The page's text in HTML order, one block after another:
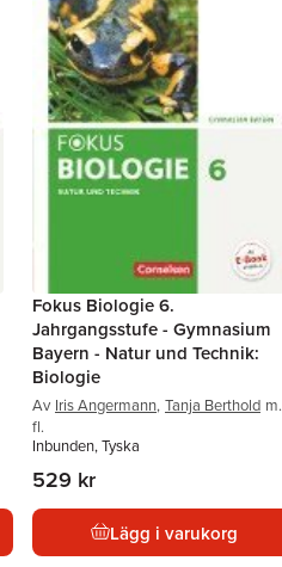
Fokus Biologie 6.
Jahrgangsstufe - Gymnasium
Bayern - Natur und Technik:
Biologie
Av Iris Angermann, Tanja Berthold m.
fl.
Inbunden, Tyska
529 kr
Lägg i varukorg